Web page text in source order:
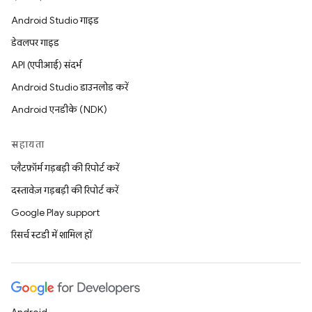
Android Studio गाइड
डेवलपर गाइड
API (एपीआई) संदर्भ
Android Studio डाउनलोड करें
Android एनडीके (NDK)
सहायता
प्लैटफ़ॉर्म गड़बड़ी की रिपोर्ट करें
दस्तावेज़ गड़बड़ी की रिपोर्ट करें
Google Play support
रिसर्च स्टडी में शामिल हों